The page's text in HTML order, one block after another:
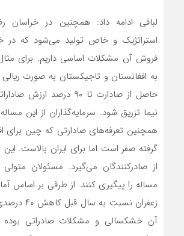
لبافی ادامه داد: همچنین در
استراتژیک و خاص تولید می‌شود که
فروش آن مشکلات اساسی داریم. برای
به افغانستان و تاجیکستان به صورت ریالی
حاصل از صادارت تا ۹۰ درصد
نیما تزریق شود. سرمایه‌گذاران از این
همچنین تعرفه‌های صادارتی که چین برای
گرفته صفر است اما برای ایران بالاست. این
از صادرکنندگان می‌گیرد. مسئولان متولی
مساله را پیگیری کنند. از طرفی بر اساس
زعفران نسبت
آن خشکسالی و مشکلات صادراتی بوده